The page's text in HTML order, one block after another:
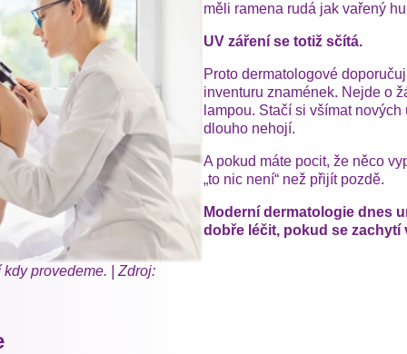
provedeme. | Zdroj:
měli ramena rudá jak vařený
UV záření se totiž sčítá.
Proto dermatologové
inventuru znamének. Nejde o
lampou. Stačí si všímat
dlouho nehojí.
A pokud máte pocit, že něco
„to nic není“ než přijít pozdě.
Moderní dermatologie dnes
dobře léčit, pokud se zachytí